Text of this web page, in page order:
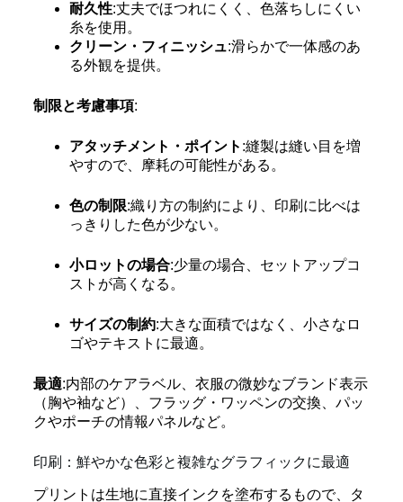
耐久性:丈夫でほつれにくく、色落ちしにくい
糸を使用。
クリーン・フィニッシュ:滑らかで一体感のあ
る外観を提供。
制限と考慮事項:
アタッチメント・ポイント :縫製は縫い目を増
やすので、摩耗の可能性がある。
色の制限:織り方の制約により、印刷に比べは
っきりした色が少ない。
小ロットの場合:少量の場合、セットアップコ
ストが高くなる。
サイズの制約:大きな面積ではなく、小さなロ
ゴやテキストに最適。
最適:内部のケアラベル、衣服の微妙なブランド表示
（胸や袖など）、フラッグ・ワッペンの交換、パッ
クやポーチの情報パネルなど。
印刷：鮮やかな色彩と複雑なグラフィックに最適
プリントは生地に直接インクを塗布するもので、タ